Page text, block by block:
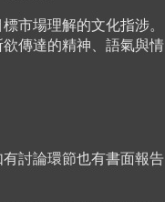
市場理解的文化指涉。
傳達的精神、語氣與情
討論環節也有書面報告